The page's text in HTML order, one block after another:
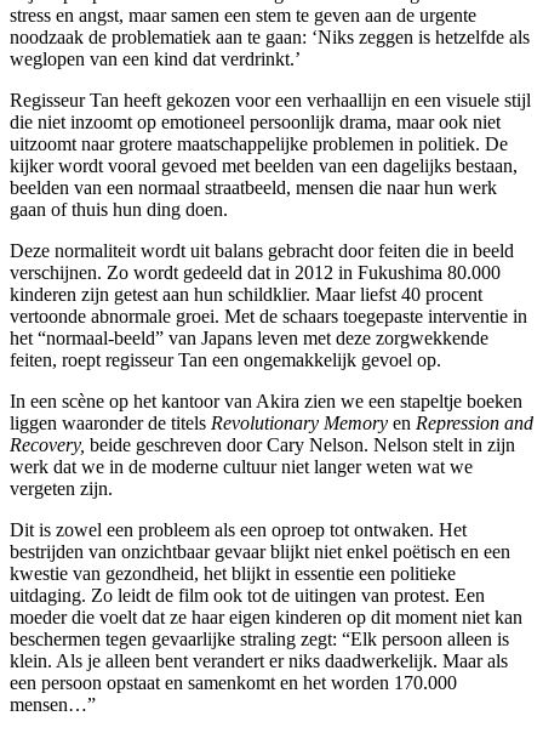
stress en angst, maar samen een stem te geven aan de urgente
noodzaak de problematiek aan te gaan: ‘Niks zeggen is hetzelfde als
weglopen van een kind dat verdrinkt.’
Regisseur Tan heeft gekozen voor een verhaallijn en een visuele stijl
die niet inzoomt op emotioneel persoonlijk drama, maar ook niet
uitzoomt naar grotere maatschappelijke problemen in politiek. De
kijker wordt vooral gevoed met beelden van een dagelijks bestaan,
beelden van een normaal straatbeeld, mensen die naar hun werk
gaan of thuis hun ding doen.
Deze normaliteit wordt uit balans gebracht door feiten die in beeld
verschijnen. Zo wordt gedeeld dat in 2012 in Fukushima 80.000
kinderen zijn getest aan hun schildklier. Maar liefst 40 procent
vertoonde abnormale groei. Met de schaars toegepaste interventie in
het “normaal-beeld” van Japans leven met deze zorgwekkende
feiten, roept regisseur Tan een ongemakkelijk gevoel op.
In een scène op het kantoor van Akira zien we een stapeltje boeken
liggen waaronder de titels Revolutionary Memory en Repression and
Recovery, beide geschreven door Cary Nelson. Nelson stelt in zijn
werk dat we in de moderne cultuur niet langer weten wat we
vergeten zijn.
Dit is zowel een probleem als een oproep tot ontwaken. Het
bestrijden van onzichtbaar gevaar blijkt niet enkel poëtisch en een
kwestie van gezondheid, het blijkt in essentie een politieke
uitdaging. Zo leidt de film ook tot de uitingen van protest. Een
moeder die voelt dat ze haar eigen kinderen op dit moment niet kan
beschermen tegen gevaarlijke straling zegt: “Elk persoon alleen is
klein. Als je alleen bent verandert er niks daadwerkelijk. Maar als
een persoon opstaat en samenkomt en het worden 170.000
mensen…”